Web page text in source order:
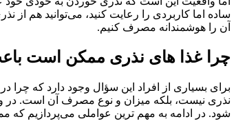
ساده اما کاربردی را رعایت کنید، می‌توانید هم از
آن را هوشمندانه مصرف کنیم.
چرا غذا های نذری ممکن است
برای بسیاری از افراد این سؤال وجود دارد که
نذری نیست، بلکه میزان و نوع مصرف آن است. در
شود. در ادامه به مهم‌ ترین عواملی می‌پردازیم